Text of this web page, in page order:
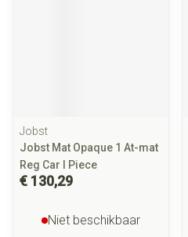
Jobst
Jobst Mat Opaque 1 At-mat
Reg Car I Piece
€ 130,29
Niet beschikbaar